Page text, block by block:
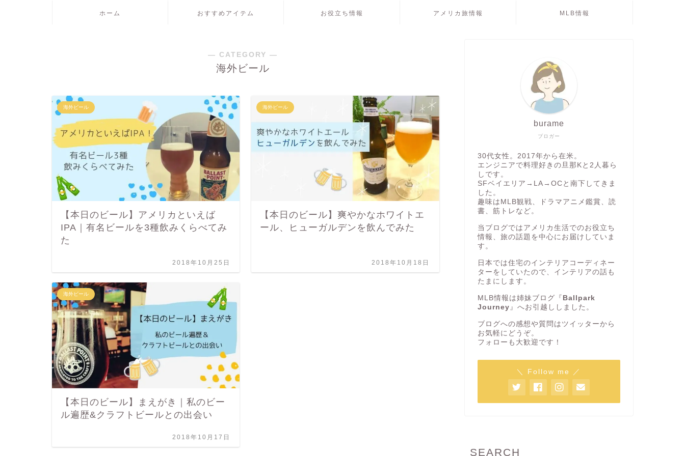
ホーム おすすめアイテム お役立ち情報 アメリカ旅情報 MLB情報
― CATEGORY ―
海外ビール
海外ビール
【本日のビール】アメリカといえば
IPA｜有名ビールを3種飲みくらべてみ
た
2018年10月25日
海外ビール
【本日のビール】爽やかなホワイトエ
ール、ヒューガルデンを飲んでみた
2018年10月18日
海外ビール
【本日のビール】まえがき｜私のビー
ル遍歴&クラフトビールとの出会い
2018年10月17日
ブロガー
burame
30代女性。2017年から在米。
エンジニアで料理好きの旦那Kと2人暮ら
しです。
SFベイエリア→LA→OCと南下してきま
した。
趣味はMLB観戦、ドラマアニメ鑑賞、読
書、筋トレなど。
当ブログではアメリカ生活でのお役立ち
情報、旅の話題を中心にお届けしていま
す。
日本では住宅のインテリアコーディネー
ターをしていたので、インテリアの話も
たまにします。
MLB情報は姉妹ブログ『 Ballpark
Journey 』へお引越ししました。
ブログへの感想や質問はツイッターから
お気軽にどうぞ。
フォローも大歓迎です！
＼ Follow me ／
SEARCH